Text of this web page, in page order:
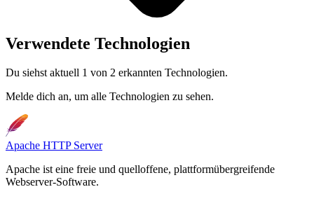
Verwendete Technologien
Du siehst aktuell 1 von 2 erkannten Technologien.
Melde dich an, um alle Technologien zu sehen.
Apache HTTP Server
Apache ist eine freie und quelloffene, plattformübergreifende
Webserver-Software.